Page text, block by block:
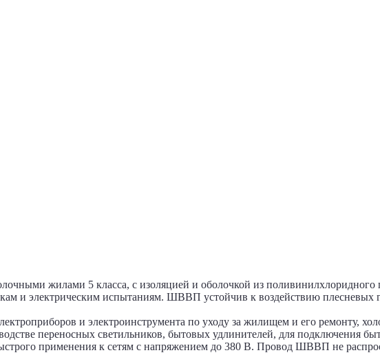
жилами 5 класса, с изоляцией и оболочкой из поливинилхлоридного
и электрическим испытаниям. ШВВП устойчив к воздействию плесневых
и электроинструмента по уходу за жилищем и его ремонту,
переносных светильников, бытовых удлинителей, для подключения
применения к сетям с напряжением до 380 В. Провод ШВВП не